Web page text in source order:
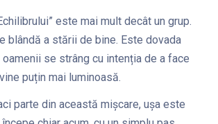
este mai mult decât un grup.
blândă a stării de bine. Este dovada
oamenii se strâng cu intenția de a face
puțin mai luminoasă.
parte din această mișcare, ușa este